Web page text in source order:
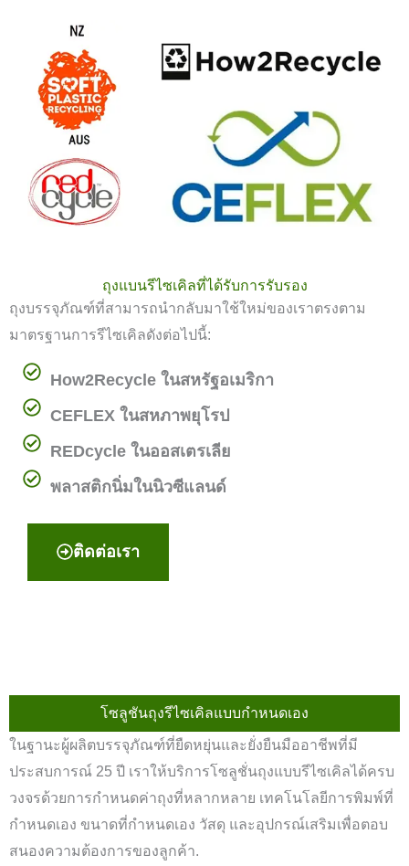
ถุงแบนรีไซเคิลที่ได้รับการรับรอง
ถุงบรรจุภัณฑ์ที่สามารถนำกลับมาใช้ใหม่ของเราตรงตาม
มาตรฐานการรีไซเคิลดังต่อไปนี้:
How2Recycle ในสหรัฐอเมริกา
CEFLEX ในสหภาพยุโรป
REDcycle ในออสเตรเลีย
พลาสติกนิ่มในนิวซีแลนด์
ติดต่อเรา
โซลูชันถุงรีไซเคิลแบบกำหนดเอง
ในฐานะผู้ผลิตบรรจุภัณฑ์ที่ยืดหยุ่นและยั่งยืนมืออาชีพที่มี
ประสบการณ์ 25 ปี เราให้บริการโซลูชั่นถุงแบบรีไซเคิลได้ครบ
วงจรด้วยการกำหนดค่าถุงที่หลากหลาย เทคโนโลยีการพิมพ์ที่
กำหนดเอง ขนาดที่กำหนดเอง วัสดุ และอุปกรณ์เสริมเพื่อตอบ
สนองความต้องการของลูกค้า.